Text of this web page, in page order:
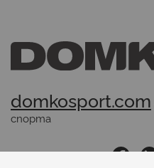
domkosport.com
спорта
Последвайте ни: